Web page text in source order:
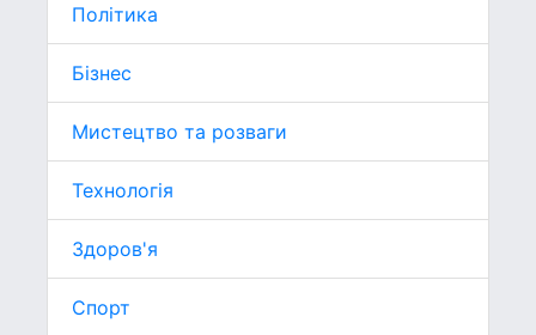
Політика
Бізнес
Мистецтво та розваги
Технологія
Здоров'я
Спорт